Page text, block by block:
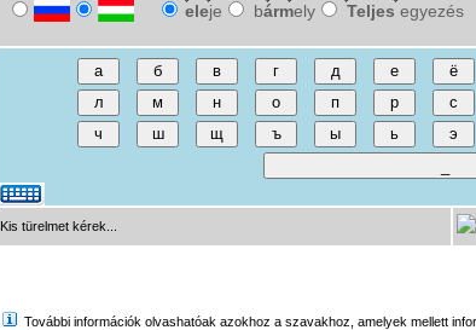
eleje bármely Teljes egyezés
Kis türelmet kérek...
További információk olvashatóak azokhoz a szavakhoz, amelyek mellett